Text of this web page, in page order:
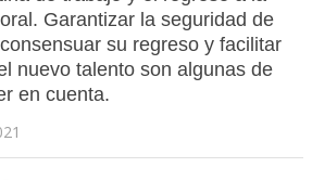
Garantizar la seguridad de
su regreso y facilitar
nuevo talento son algunas de
en cuenta.